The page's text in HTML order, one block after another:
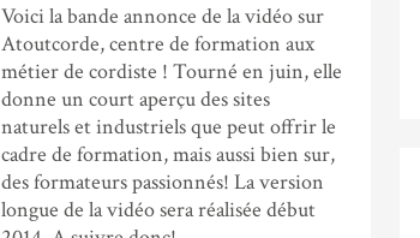
Voici la bande annonce de la vidéo sur
Atoutcorde, centre de formation aux
métier de cordiste ! Tourné en juin, elle
donne un court aperçu des sites
naturels et industriels que peut offrir le
cadre de formation, mais aussi bien sur,
des formateurs passionnés! La version
longue de la vidéo sera réalisée début